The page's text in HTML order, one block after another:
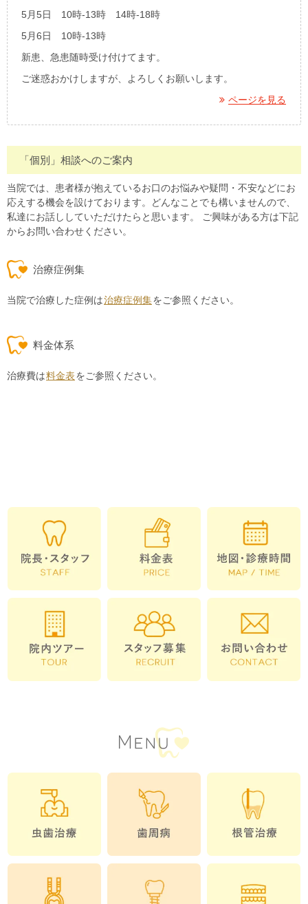
5月5日 10時-13時 14時-18時
5月6日 10時-13時
新患、急患随時受け付けてます。
ご迷惑おかけしますが、よろしくお願いします。
ページを見る
「個別」相談へのご案内
当院では、患者様が抱えているお口のお悩みや疑問・不安などにお
応えする機会を設けております。どんなことでも構いませんので、
私達にお話ししていただけたらと思います。 ご興味がある方は下記
からお問い合わせください。
治療症例集
当院で治療した症例は治療症例集をご参照ください。
料金体系
治療費は料金表をご参照ください。